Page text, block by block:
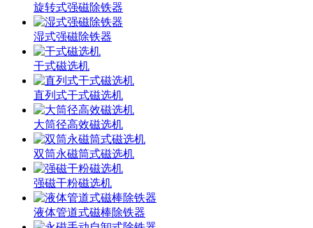
旋转式强磁除铁器
湿式强磁除铁器
干式磁选机
直列式干式磁选机
大筒径高效磁选机
双筒永磁筒式磁选机
强磁干粉磁选机
液体管道式磁棒除铁器